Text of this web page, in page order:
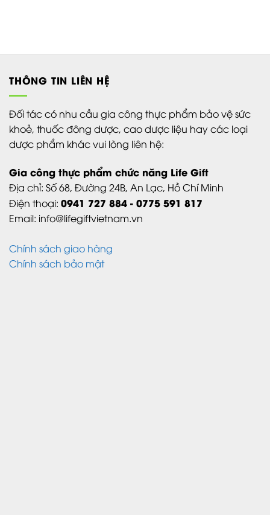
THÔNG TIN LIÊN HỆ
Đối tác có nhu cầu gia công thực phẩm bảo vệ sức
khoẻ, thuốc đông dược, cao dược liệu hay các loại
dược phẩm khác vui lòng liên hệ:
Gia công thực phẩm chức năng Life Gift
Địa chỉ: Số 68, Đường 24B, An Lạc, Hồ Chí Minh
Điện thoại: 0941 727 884 - 0775 591 817
Email: info@lifegiftvietnam.vn
Chính sách giao hàng
Chính sách bảo mật